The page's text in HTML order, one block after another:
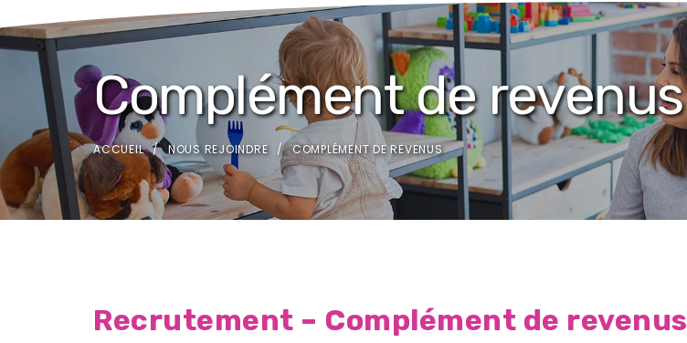
Complément de revenus
ACCUEIL NOUS REJOINDRE COMPLÉMENT DE REVENUS
Recrutement – Complément de revenus